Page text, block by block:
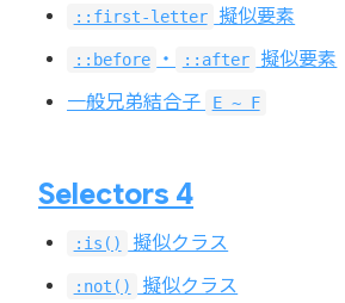
::first-letter 擬似要素
::before ・ ::after
擬似要素
一般兄弟結合子
E ~ F
Selectors 4
:is() 擬似クラス
:not() 擬似クラス